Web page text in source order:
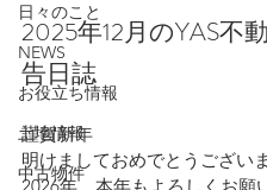
日々のこと
NEWS
お役立ち情報
土地情報
中古物件
2025年12月のYAS不
告日誌
謹賀新年
明けましておめでとうございま